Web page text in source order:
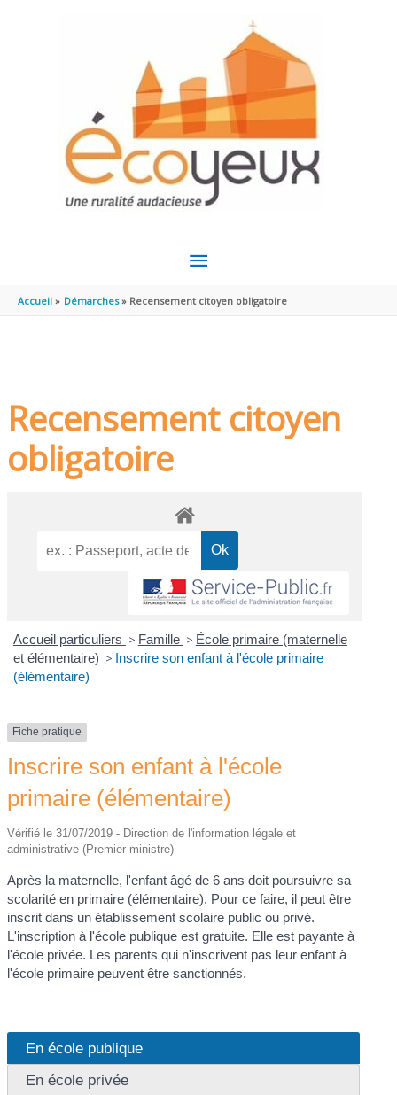
MENU
PRINCIPAL
Accueil Démarches Recensement citoyen obligatoire
Recensement citoyen
obligatoire
Accueil particuliers > Famille > École primaire (maternelle
et élémentaire) > Inscrire son enfant à l'école primaire
(élémentaire)
Fiche pratique
Inscrire son enfant à l'école
primaire (élémentaire)
Vérifié le 31/07/2019 - Direction de l'information légale et
administrative (Premier ministre)
Après la maternelle, l'enfant âgé de 6 ans doit poursuivre sa
scolarité en primaire (élémentaire). Pour ce faire, il peut être
inscrit dans un établissement scolaire public ou privé.
L'inscription à l'école publique est gratuite. Elle est payante à
l'école privée. Les parents qui n'inscrivent pas leur enfant à
l'école primaire peuvent être sanctionnés.
En école publique
En école privée